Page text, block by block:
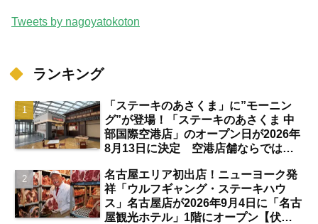
Tweets by nagoyatokoton
ランキング
「ステーキのあさくま」に”モーニン
グ”が登場！「ステーキのあさくま 中
部国際空港店」のオープン日が2026年
8月13日に決定 空港店舗ならではの
名古屋エリア初出店！ニューヨーク発
祥「ウルフギャング・ステーキハウ
ス」名古屋店が2026年9月4日に「名古
屋観光ホテル」1階にオープン【伏